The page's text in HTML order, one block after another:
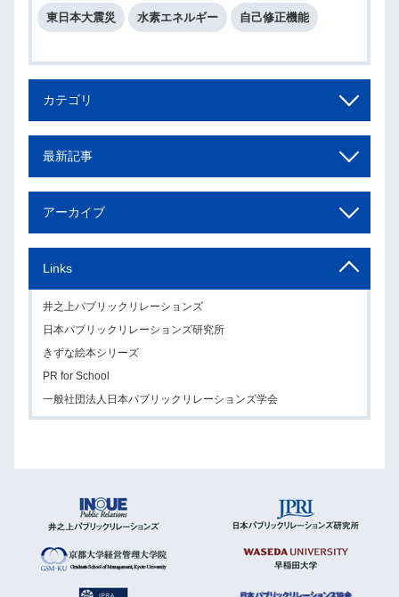
東日本大震災 水素エネルギー 自己修正機能
カテゴリ
最新記事
アーカイブ
Links
井之上パブリックリレーションズ
日本パブリックリレーションズ研究所
きずな絵本シリーズ
PR for School
一般社団法人日本パブリックリレーションズ学会